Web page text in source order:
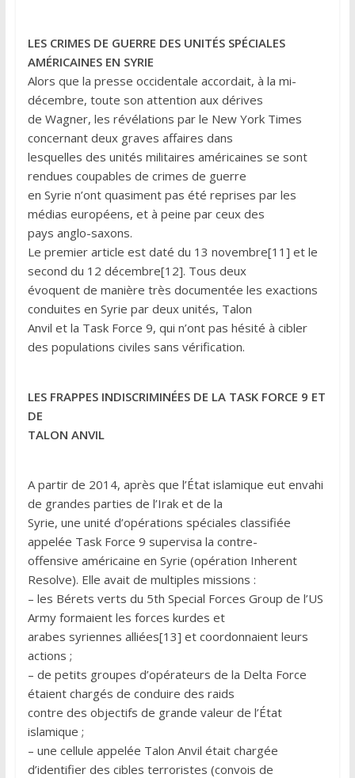
LES CRIMES DE GUERRE DES UNITÉS SPÉCIALES
AMÉRICAINES EN SYRIE
Alors que la presse occidentale accordait, à la mi-
décembre, toute son attention aux dérives
de Wagner, les révélations par le New York Times
concernant deux graves affaires dans
lesquelles des unités militaires américaines se sont
rendues coupables de crimes de guerre
en Syrie n’ont quasiment pas été reprises par les
médias européens, et à peine par ceux des
pays anglo-saxons.
Le premier article est daté du 13 novembre[11] et le
second du 12 décembre[12]. Tous deux
évoquent de manière très documentée les exactions
conduites en Syrie par deux unités, Talon
Anvil et la Task Force 9, qui n’ont pas hésité à cibler
des populations civiles sans vérification.
LES FRAPPES INDISCRIMINÉES DE LA TASK FORCE 9 ET
DE
TALON ANVIL
A partir de 2014, après que l’État islamique eut envahi
de grandes parties de l’Irak et de la
Syrie, une unité d’opérations spéciales classifiée
appelée Task Force 9 supervisa la contre-
offensive américaine en Syrie (opération Inherent
Resolve). Elle avait de multiples missions :
– les Bérets verts du 5th Special Forces Group de l’US
Army formaient les forces kurdes et
arabes syriennes alliées[13] et coordonnaient leurs
actions ;
– de petits groupes d’opérateurs de la Delta Force
étaient chargés de conduire des raids
contre des objectifs de grande valeur de l’État
islamique ;
– une cellule appelée Talon Anvil était chargée
d’identifier des cibles terroristes (convois de